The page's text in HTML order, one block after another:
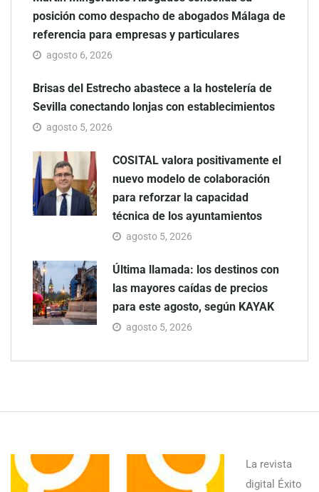
posición como despacho de abogados Málaga de
referencia para empresas y particulares
agosto 6, 2026
Brisas del Estrecho abastece a la hostelería de
Sevilla conectando lonjas con establecimientos
agosto 5, 2026
COSITAL valora positivamente el
nuevo modelo de colaboración
para reforzar la capacidad
técnica de los ayuntamientos
agosto 5, 2026
Última llamada: los destinos con
las mayores caídas de precios
para este agosto, según KAYAK
agosto 5, 2026
La revista
digital Éxito